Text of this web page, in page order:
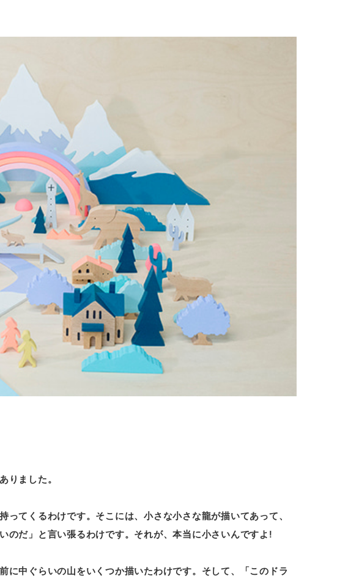
りました。
てくるわけです。そこには、小さな小さな龍が描いてあって、
のだ」と言い張るわけです。それが、本当に小さいんですよ!
に中ぐらいの山をいくつか描いたわけです。そして、「このドラ